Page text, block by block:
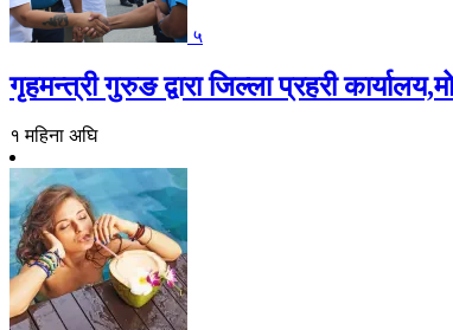
५
गृहमन्त्री गुरुङ द्वारा जिल्ला प्रहरी
१ महिना अघि